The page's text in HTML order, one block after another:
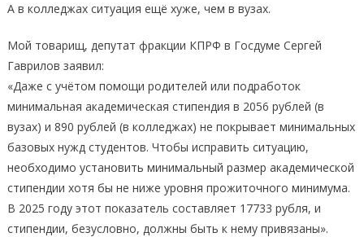
А в колледжах ситуация ещё хуже, чем в вузах.
Мой товарищ, депутат фракции КПРФ в Госдуме Сергей
Гаврилов заявил:
«Даже с учётом помощи родителей или подработок
минимальная академическая стипендия в 2056 рублей (в
вузах) и 890 рублей (в колледжах) не покрывает минимальных
базовых нужд студентов. Чтобы исправить ситуацию,
необходимо установить минимальный размер академической
стипендии хотя бы не ниже уровня прожиточного минимума.
В 2025 году этот показатель составляет 17733 рубля, и
стипендии, безусловно, должны быть к нему привязаны».